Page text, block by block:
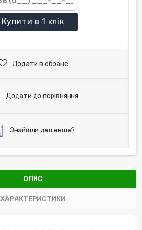
Купити в 1 клік
Додати в обране
Додати до порівняння
Знайшли дешевше?
ОПИС
ХАРАКТЕРИСТИКИ